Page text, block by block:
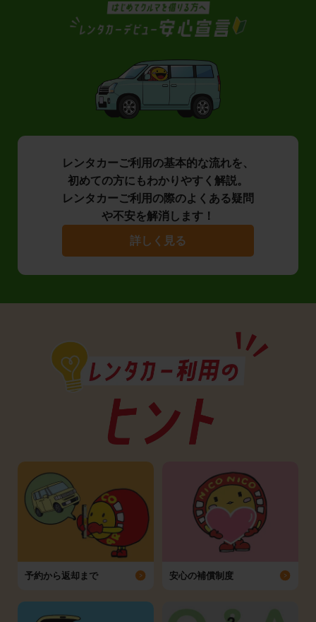
レンタカーご利用の基本的な流れを、
初めての方にもわかりやすく解説。
レンタカーご利用の際のよくある疑問
や不安を解消します！
詳しく見る
予約から返却まで 安心の補償制度